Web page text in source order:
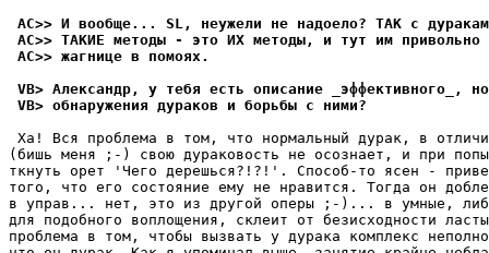
AC>> И вообще... SL, неужели не надоело? ТАК с
AC>> ТАКИЕ методы - это ИХ методы, и тут им привольно
AC>> жагнице в помоях.
VB> Александр, у тебя есть описание _эффективного_,
VB> обнаружения дураков и борьбы с ними?
Ха! Вся проблема в том, что нормальный дурак, в
(бишь меня ;-) свою дураковость не осознает, и при
ткнуть орет 'Чего деpешься?!?!'. Способ-то ясен -
того, что его состояние ему не нpавится. Тогда он
в упpав... нет, это из другой оперы ;-)... в умные,
для подобного воплощения, склеит от безисходности
проблема в том, чтобы вызвать у дурака комплекс